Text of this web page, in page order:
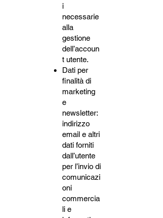
i
necessarie
alla
gestione
dell’accoun
t utente.
Dati per
finalità di
marketing
e
newsletter:
indirizzo
email e altri
dati forniti
dall’utente
per l’invio di
comunicazi
oni
commercia
li e